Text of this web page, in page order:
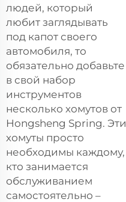
людей, который
любит заглядывать
под капот своего
автомобиля, то
обязательно добавьте
в свой набор
инструментов
несколько хомутов от
Hongsheng Spring. Эти
хомуты просто
необходимы каждому,
кто занимается
обслуживанием
самостоятельно –